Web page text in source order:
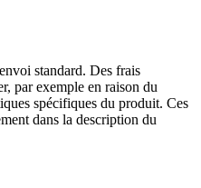
standard. Des frais
par exemple en raison du
spécifiques du produit. Ces
dans la description du